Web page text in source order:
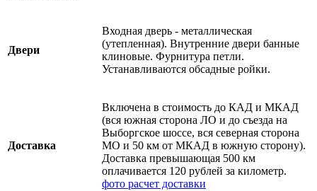
Двери
Входная дверь - металлическая
(утепленная). Внутренние двери банные
клиновые. Фурнитура петли.
Устанавливаются обсадные ройки.
Доставка
Включена в стоимость до КАД и МКАД
(вся южная сторона ЛО и до съезда на
Выборгское шоссе, вся северная сторона
МО и 50 км от МКАД в южную сторону).
Доставка превышающая 500 км
оплачивается 120 рублей за километр.
фото расчет доставки